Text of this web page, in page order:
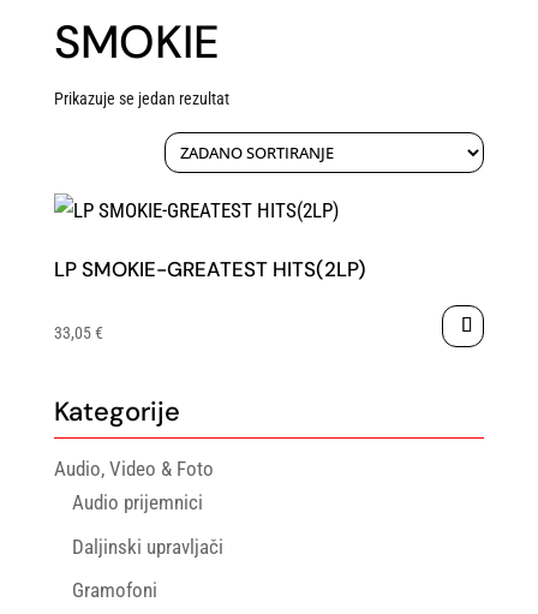
SMOKIE
Prikazuje se jedan rezultat
LP SMOKIE-GREATEST HITS(2LP)
33,05€
Kategorije
Audio, Video & Foto
Audio prijemnici
Daljinski upravljači
Gramofoni